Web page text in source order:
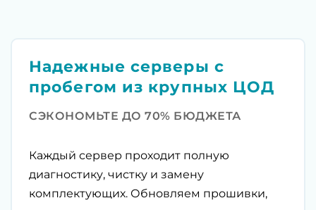
Надежные серверы с
пробегом из крупных ЦОД
СЭКОНОМЬТЕ ДО 70% БЮДЖЕТА
Каждый сервер проходит полную
диагностику, чистку и замену
комплектующих. Обновляем прошивки,